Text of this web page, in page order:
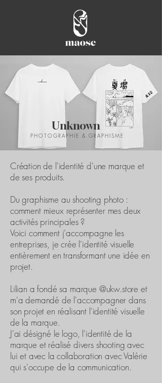
Unknown
PHOTOGRAPHIE & GRAPHISME
Création de l'identité d'une marque et
de ses produits.
Du graphisme au shooting photo :
comment mieux représenter mes deux
activités principales ?
Voici comment j'accompagne les
entreprises, je crée l'identité visuelle
entièrement en transformant une idée en
projet.
Lilian a fondé sa marque @ukw.store et
m'a demandé de l'accompagner dans
son projet en réalisant l'identité visuelle
de la marque.
J'ai désigné le logo, l'identité de la
marque et réalisé divers shooting avec
lui et avec la collaboration avec Valérie
qui s'occupe de la communication.